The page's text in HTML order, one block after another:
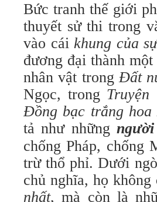
Bức tranh thế giới
thuyết sử thi trong
vào cái khung của
đương đại thành một
nhân vật trongĐất
Ngọc, trong Truyện
Đồng bạc trắng hoa
tả như những
chống Pháp, chống
trừ thổ phỉ. Dưới
chủ nghĩa, họ
nhất, mà còn là